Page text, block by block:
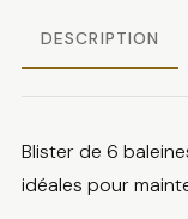
DESCRIPTION
Blister de 6
idéales pour